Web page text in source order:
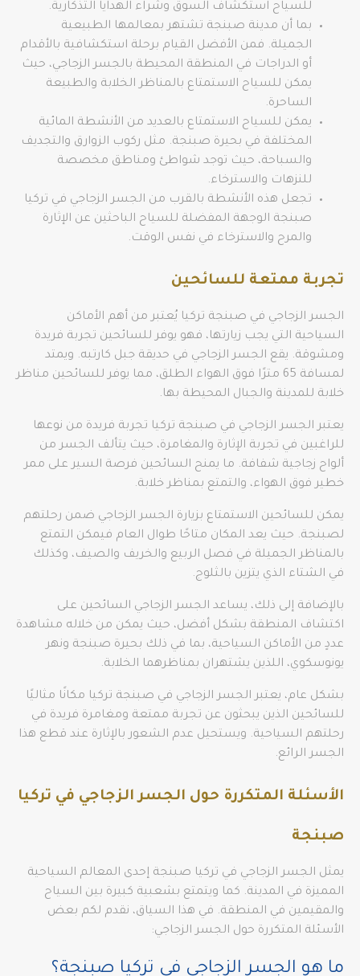
للسياح استكشاف السوق وشراء الهدايا التذكارية.
بما أن مدينة صبنجة تشتهر بمعالمها الطبيعية
الجميلة. فمن الأفضل القيام برحلة استكشافية بالأقدام
أو الدراجات في المنطقة المحيطة بالجسر الزجاجي، حيث
يمكن للسياح الاستمتاع بالمناظر الخلابة والطبيعة
الساحرة.
يمكن للسياح الاستمتاع بالعديد من الأنشطة المائية
المختلفة في بحيرة صبنجة. مثل ركوب الزوارق والتجديف
والسباحة، حيث توجد شواطئ ومناطق مخصصة
للنزهات والاسترخاء.
تجعل هذه الأنشطة بالقرب من الجسر الزجاجي في تركيا
صبنجة الوجهة المفضلة للسياح الباحثين عن الإثارة
والمرح والاسترخاء في نفس الوقت.
تجربة ممتعة للسائحين
الجسر الزجاجي في صبنجة تركيا يُعتبر من أهم الأماكن
السياحية التي يجب زيارتها، فهو يوفر للسائحين تجربة فريدة
ومشوقة. يقع الجسر الزجاجي في حديقة جبل كارتبه. ويمتد
لمسافة 65 مترًا فوق الهواء الطلق، مما يوفر للسائحين مناظر
خلابة للمدينة والجبال المحيطة بها.
يعتبر الجسر الزجاجي في صبنجة تركيا تجربة فريدة من نوعها
للراغبين في تجربة الإثارة والمغامرة، حيث يتألف الجسر من
ألواح زجاجية شفافة. ما يمنح السائحين فرصة السير على ممر
خطير فوق الهواء، والتمتع بمناظر خلابة.
يمكن للسائحين الاستمتاع بزيارة الجسر الزجاجي ضمن رحلتهم
لصبنجة. حيث يعد المكان متاحًا طوال العام فيمكن التمتع
بالمناظر الجميلة في فصل الربيع والخريف والصيف، وكذلك
في الشتاء الذي يتزين بالثلوج.
بالإضافة إلى ذلك، يساعد الجسر الزجاجي السائحين على
اكتشاف المنطقة بشكل أفضل، حيث يمكن من خلاله مشاهدة
عددٍ من الأماكن السياحية، بما في ذلك بحيرة صبنجة ونهر
يونوسكوي، اللذين يشتهران بمناظرهما الخلابة.
بشكل عام، يعتبر الجسر الزجاجي في صبنجة تركيا مكانًا مثاليًا
للسائحين الذين يبحثون عن تجربة ممتعة ومغامرة فريدة في
رحلتهم السياحية. ويستحيل عدم الشعور بالإثارة عند قطع هذا
الجسر الرائع.
الأسئلة المتكررة حول الجسر الزجاجي في تركيا
صبنجة
يمثل الجسر الزجاجي في تركيا صبنجة إحدى المعالم السياحية
المميزة في المدينة. كما ويتمتع بشعبية كبيرة بين السياح
والمقيمين في المنطقة. في هذا السياق، نقدم لكم بعض
الأسئلة المتكررة حول الجسر الزجاجي:
ما هو الجسر الزجاجي في تركيا صبنجة؟